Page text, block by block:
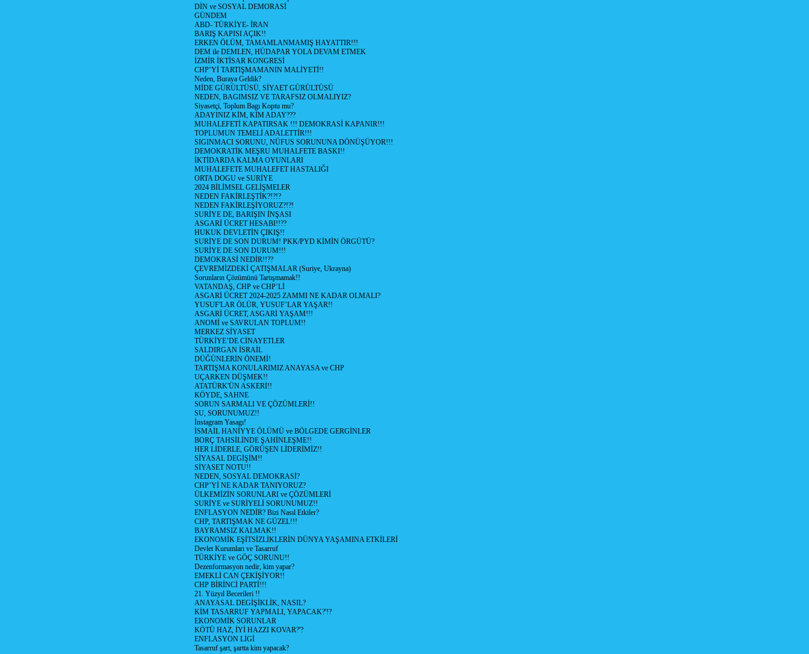
DİN ve SOSYAL DEMORASİ
GÜNDEM
ABD- TÜRKİYE- İRAN
BARIŞ KAPISI AÇIK!!
ERKEN ÖLÜM, TAMAMLANMAMIŞ HAYATTIR!!!
DEM ile DEMLEN, HÜDAPAR YOLA DEVAM ETMEK
İZMİR İKTİSAR KONGRESİ
CHP’Yİ TARTIŞMAMANIN MALİYETİ!!
Neden, Buraya Geldik?
MİDE GÜRÜLTÜSÜ, SİYAET GÜRÜLTÜSÜ
NEDEN, BAGIMSIZ VE TARAFSIZ OLMALIYIZ?
Siyasetçi, Toplum Bagı Koptu mu?
ADAYINIZ KİM, KİM ADAY???
MUHALEFETİ KAPATIRSAK !!! DEMOKRASİ KAPANIR!!!
TOPLUMUN TEMELİ ADALETTİR!!!
SIGINMACI SORUNU, NÜFUS SORUNUNA DÖNÜŞÜYOR!!!
DEMOKRATİK MEŞRU MUHALFETE BASKI!!
İKTİDARDA KALMA OYUNLARI
MUHALEFETE MUHALEFET HASTALIĞI
ORTA DOGU ve SURİYE
2024 BİLİMSEL GELİŞMELER
NEDEN FAKİRLEŞTİK?!?!?
NEDEN FAKİRLEŞİYORUZ?!?!
SURİYE DE, BARIŞIN İNŞASI
ASGARİ ÜCRET HESABI!!??
HUKUK DEVLETİN ÇIKIŞ!!
SURİYE DE SON DURUM! PKK/PYD KİMİN ÖRGÜTÜ?
SURİYE DE SON DURUM!!!
DEMOKRASİ NEDİR!!??
ÇEVREMİZDEKİ ÇATIŞMALAR (Suriye, Ukrayna)
Sorunların Çözümünü Tartışmamak!!
VATANDAŞ, CHP ve CHP’Lİ
ASGARİ ÜCRET 2024-2025 ZAMMI NE KADAR OLMALI?
YUSUF'LAR ÖLÜR, YUSUF’LAR YAŞAR!!
ASGARİ ÜCRET, ASGARİ YAŞAM!!!
ANOMİ ve SAVRULAN TOPLUM!!
MERKEZ SİYASET
TÜRKİYE’DE CİNAYETLER
SALDIRGAN İSRAİL
DÜĞÜNLERİN ÖNEMİ!
TARTIŞMA KONULARIMIZ ANAYASA ve CHP
UÇARKEN DÜŞMEK!!
ATATÜRK'ÜN ASKERİ!!
KÖYDE, SAHNE
SORUN SARMALI VE ÇÖZÜMLERİ!!
SU, SORUNUMUZ!!
İnstagram Yasagı!
İSMAİL HANİYYE ÖLÜMÜ ve BÖLGEDE GERGİNLER
BORÇ TAHSİLİNDE ŞAHİNLEŞME!!
HER LİDERLE, GÖRÜŞEN LİDERİMİZ!!
SİYASAL DEGİŞİM!!
SİYASET NOTU!!
NEDEN, SOSYAL DEMOKRASİ?
CHP’Yİ NE KADAR TANIYORUZ?
ÜLKEMİZİN SORUNLARI ve ÇÖZÜMLERİ
SURİYE ve SURİYELİ SORUNUMUZ!!
ENFLASYON NEDİR? Bizi Nasıl Etkiler?
CHP, TARTIŞMAK NE GÜZEL!!!
BAYRAMSIZ KALMAK!!
EKONOMİK EŞİTSİZLİKLERİN DÜNYA YAŞAMINA ETKİLERİ
Devlet Kurumları ve Tasarruf
TÜRKİYE ve GÖÇ SORUNU!!
Dezenformasyon nedir, kim yapar?
EMEKLİ CAN ÇEKİŞİYOR!!
CHP BİRİNCİ PARTİ!!!
21. Yüzyıl Becerileri !!
ANAYASAL DEGİŞİKLİK, NASIL?
KİM TASARRUF YAPMALI, YAPACAK?'!?
EKONOMİK SORUNLAR
KÖTÜ HAZ, İYİ HAZZI KOVAR?'?
ENFLASYON LİGİ
Tasarruf şart, şartta kim yapacak?